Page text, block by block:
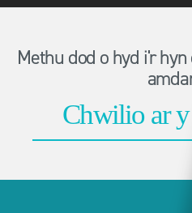
Methu dod o hyd i'r hyn